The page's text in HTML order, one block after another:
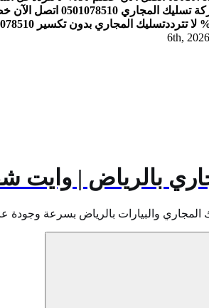
اتصل الآن خصم 50% لا تتردد
تسليك المجاري بدون تكسير 0501078510 اتصل الآن خصم 50% لا تتردد
بالرياض | وايت
والبيارات بالرياض بسرعة وجودة